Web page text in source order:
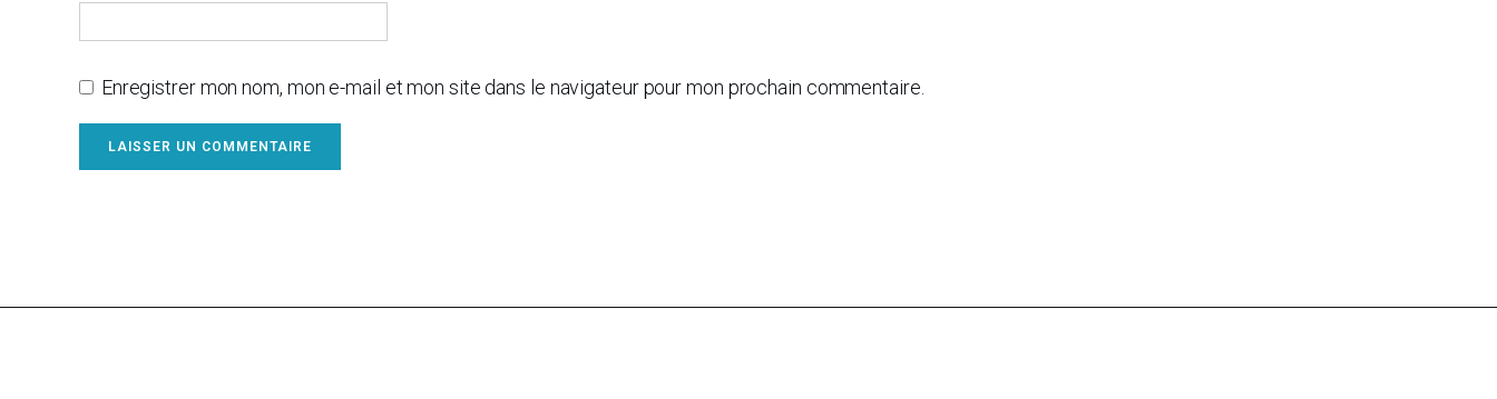
Enregistrer mon nom, mon e-mail et mon site dans le navigateur pour mon prochain commentaire.